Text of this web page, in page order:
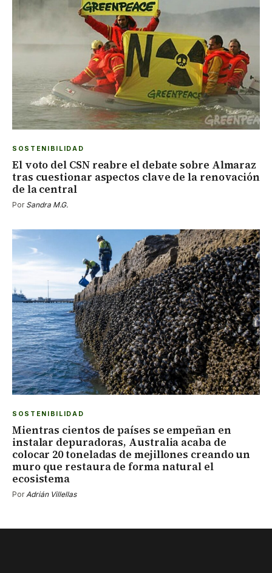
SOSTENIBILIDAD
El voto del CSN reabre el debate sobre Almaraz
tras cuestionar aspectos clave de la renovación
de la central
Por Sandra M.G.
SOSTENIBILIDAD
Mientras cientos de países se empeñan en
instalar depuradoras, Australia acaba de
colocar 20 toneladas de mejillones creando un
muro que restaura de forma natural el
ecosistema
Por Adrián Villellas